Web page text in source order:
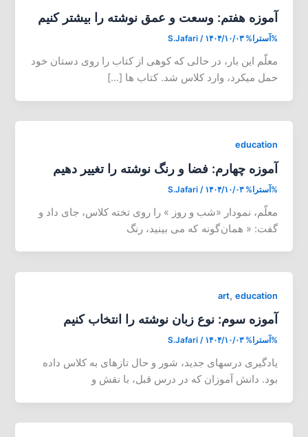
آموزه هفتم: وسعت و عمق نوشته را بیشتر کنیم
%آسترا% S.Jafari / ۱۴۰۴/۱۰/۰۳
معلّم این بار، در حالی که کوهی از کتاب را روی دستان خود
حمل میکرد، وارد کلاس شد. کتاب ها […]
education
آموزه چهارم: فضا و رنگ نوشته را تغییر دهیم
%آسترا% S.Jafari / ۱۴۰۴/۱۰/۰۳
معلّم، نمودار «شب و روز » را روی تخته کلاس، جای داد و
گفت: « همان گونه که می ‌بینید، رنگ
art, education
آموزه سوم: نوع زبان نوشته را انتخاب کنیم
%آسترا% S.Jafari / ۱۴۰۴/۱۰/۰۳
یادگیری درسهای جدید، شور و حال تازهای به کلاس داده
بود. دانش آموزان که در درس قبل، با نقش و